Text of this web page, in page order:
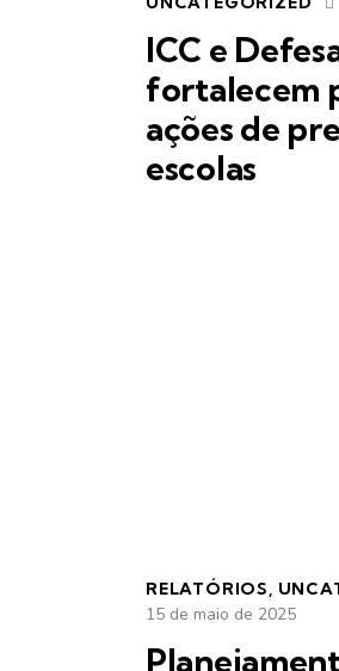
ICC e
fortalecem
ações de
escolas
RELATÓRIOS,
15 de maio de 2025